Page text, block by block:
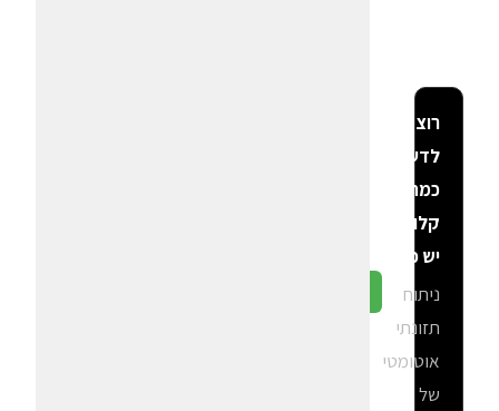
רוצה
לדעת
כמה
קלוריות
יש פה?
ניתוח
תזונתי
אוטומטי
של